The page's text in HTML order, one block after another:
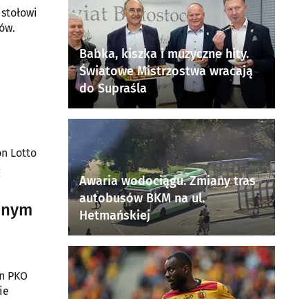
Lotto
PKO
Babka, kiszka i muzyczne hity.
Światowe Mistrzostwa wracają
do Supraśla
Awaria wodociągu. Zmiany tras
autobusów BKM na ul.
Hetmańskiej